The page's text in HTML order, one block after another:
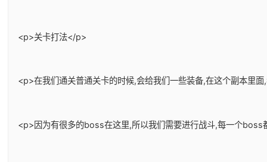
<p>关卡打法</p>
<p>在我们通关普通关卡的时候,会给我们一些装备,在这个副本里
<p>因为有很多的boss在这里,所以我们需要进行战斗,每一个